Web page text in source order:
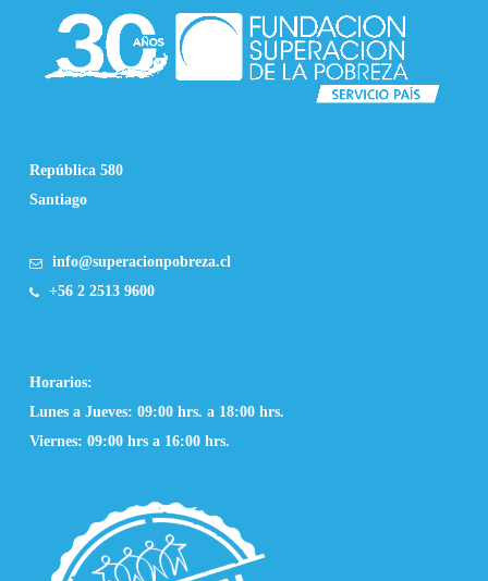
República 580
Santiago
info@superacionpobreza.cl
+56 2 2513 9600
Horarios:
Lunes a Jueves: 09:00 hrs. a 18:00 hrs.
Viernes: 09:00 hrs a 16:00 hrs.